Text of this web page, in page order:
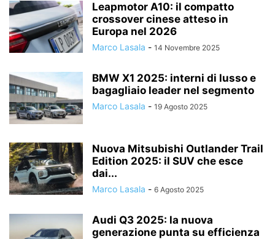
Leapmotor A10: il compatto
crossover cinese atteso in
Europa nel 2026
Marco Lasala - 14 Novembre 2025
BMW X1 2025: interni di lusso e
bagagliaio leader nel segmento
Marco Lasala - 19 Agosto 2025
Nuova Mitsubishi Outlander Trail
Edition 2025: il SUV che esce
dai...
Marco Lasala - 6 Agosto 2025
Audi Q3 2025: la nuova
generazione punta su efficienza